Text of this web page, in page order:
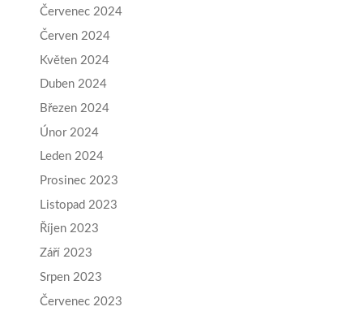
Červenec 2024
Červen 2024
Květen 2024
Duben 2024
Březen 2024
Únor 2024
Leden 2024
Prosinec 2023
Listopad 2023
Říjen 2023
Září 2023
Srpen 2023
Červenec 2023